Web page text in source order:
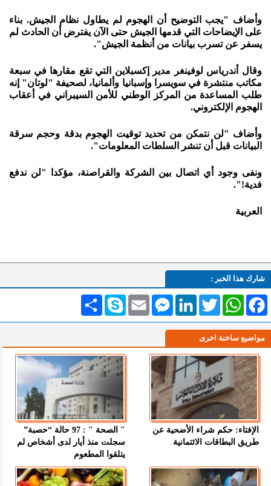
وأضاف "يجب التوضيح أن الهجوم لم يطاول نظام الجيش. بناء
على الإيضاحات التي قدمها الجيش حتى الآن يفترض أن الحادث لم
يسفر عن تسرب بيانات من أنظمة الجيش".
وقال أندرياس لوفينغر مدير إكسبلاين التي تقع مقارها في سبعة
مكاتب منتشرة في سويسرا وإسبانيا وألمانيا، لصحيفة "لوتان" إنه
طلب المساعدة من المركز الوطني للأمن السيبراني في أعقاب
الهجوم الإلكتروني.
وأضاف "لن نتمكن من تحديد توقيت الهجوم بدقة وحجم سرقة
البيانات قبل أن تنشر السلطات المعلومات".
ونفى وجود أي اتصال بين الشركة والقراصنة، مؤكدا "لن ندفع
فدية!".
العربية
شارك هذا الخبر :
انشر Skype Email
MessengerLinkedInTwitterWhatsAppFacebook
مواضيع ساخنة اخرى
الإفتاء: حكم شراء الأضحية عن
طريق البطاقات الائتمانية
" الصحة " : 97 حالة “حصبة”
سجلت منذ أيار لدى أشخاص لم
يتلقوا المطعوم